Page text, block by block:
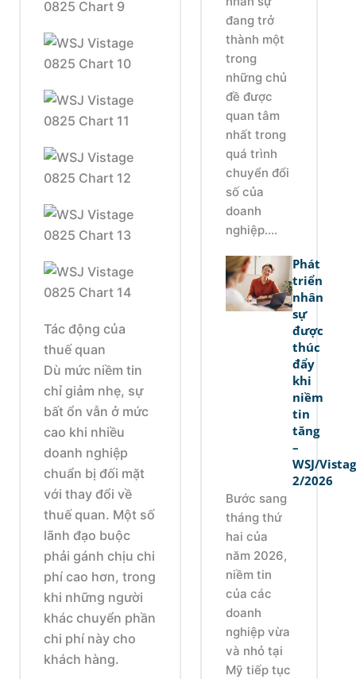
đang trở
thành một
trong
những chủ
đề được
quan tâm
nhất trong
quá trình
chuyển đổi
số của
doanh
nghiệp....
Phát
triển
nhân
sự
được
thúc
đẩy
khi
niềm
tin
tăng
–
WSJ/
2/2026
Bước sang
tháng thứ
hai của
năm 2026,
niềm tin
của các
doanh
nghiệp vừa
và nhỏ tại
Mỹ tiếp tục
Tác động của
thuế quan
Dù mức niềm tin
chỉ giảm nhẹ, sự
bất ổn vẫn ở mức
cao khi nhiều
doanh nghiệp
chuẩn bị đối mặt
với thay đổi về
thuế quan. Một số
lãnh đạo buộc
phải gánh chịu chi
phí cao hơn, trong
khi những người
khác chuyển phần
chi phí này cho
khách hàng.